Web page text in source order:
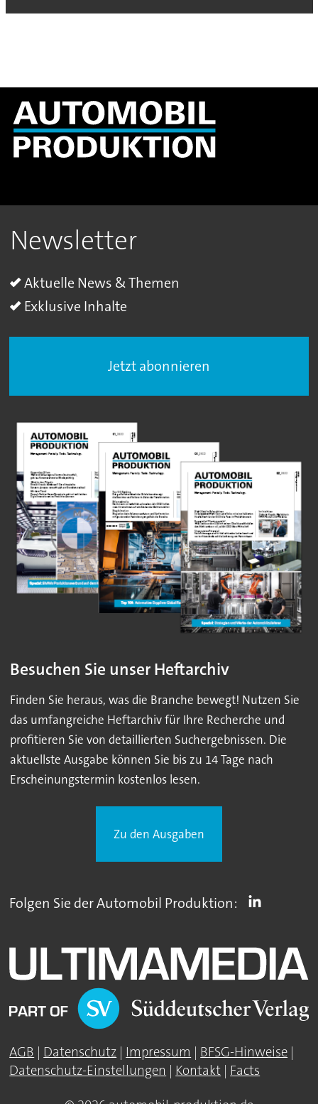
Newsletter
Aktuelle News & Themen
Exklusive Inhalte
Jetzt abonnieren
Besuchen Sie unser Heftarchiv
Finden Sie heraus, was die Branche bewegt! Nutzen Sie
das umfangreiche Heftarchiv für Ihre Recherche und
profitieren Sie von detaillierten Suchergebnissen. Die
aktuellste Ausgabe können Sie bis zu 14 Tage nach
Erscheinungstermin kostenlos lesen.
Zu den Ausgaben
Folgen Sie der Automobil Produktion:
AGB | Datenschutz | Impressum | BFSG-Hinweise |
Datenschutz-Einstellungen | Kontakt | Facts